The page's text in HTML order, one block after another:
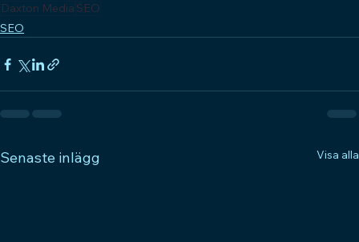
Daxton Media SEO
SEO
Senaste inlägg Visa alla